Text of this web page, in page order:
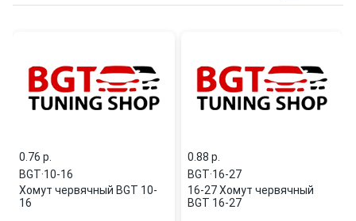
0.76 p.
BGT·10-16
Хомут червячный BGT 10-
16
0.88 p.
BGT·16-27
16-27 Хомут червячный
BGT 16-27